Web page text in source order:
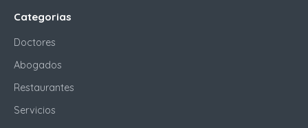
Categorias
Doctores
Abogados
Restaurantes
Servicios